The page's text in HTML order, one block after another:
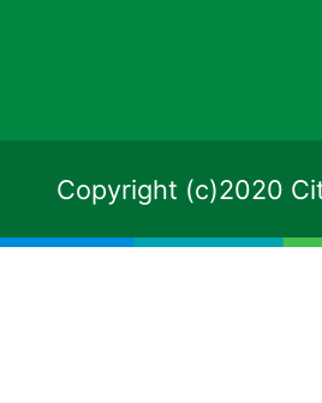
Copyright (c)2020